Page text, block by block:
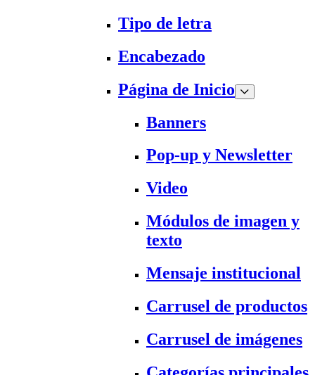
Tipo de letra
Encabezado
Página de Inicio
Banners
Pop-up y Newsletter
Video
Módulos de imagen y
texto
Mensaje institucional
Carrusel de productos
Carrusel de imágenes